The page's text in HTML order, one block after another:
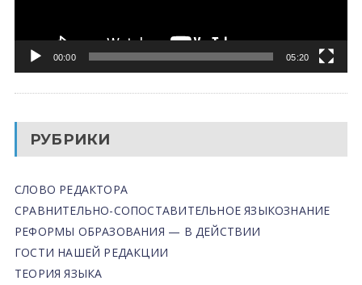
00:00 05:20
РУБРИКИ
СЛОВО РЕДАКТОРА
СРАВНИТЕЛЬНО-СОПОСТАВИТЕЛЬНОЕ ЯЗЫКОЗНАНИЕ
РЕФОРМЫ ОБРАЗОВАНИЯ — В ДЕЙСТВИИ
ГОСТИ НАШЕЙ РЕДАКЦИИ
ТЕОРИЯ ЯЗЫКА